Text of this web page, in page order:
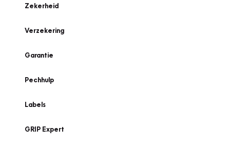
Zekerheid
Verzekering
Garantie
Pechhulp
Labels
GRIP Expert